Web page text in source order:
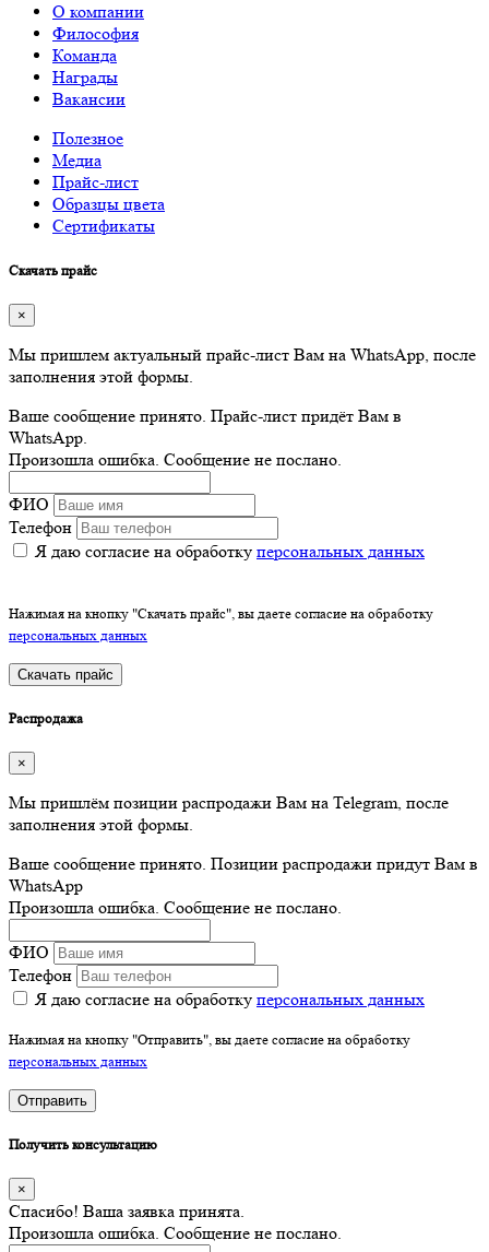
О компании
Философия
Команда
Награды
Вакансии
Полезное
Медиа
Прайс-лист
Образцы цвета
Сертификаты
Скачать прайс
×
Мы пришлем актуальный прайс-лист Вам на WhatsApp, после
заполнения этой формы.
Ваше сообщение принято. Прайс-лист придёт Вам в
WhatsApp.
Произошла ошибка. Сообщение не послано.
ФИО
Телефон
Я даю согласие на обработку персональных данных
Нажимая на кнопку "Скачать прайс", вы даете согласие на обработку
персональных данных
Скачать прайс
Распродажа
×
Мы пришлём позиции распродажи Вам на Telegram, после
заполнения этой формы.
Ваше сообщение принято. Позиции распродажи придут Вам в
WhatsApp
Произошла ошибка. Сообщение не послано.
ФИО
Телефон
Я даю согласие на обработку персональных данных
Нажимая на кнопку "Отправить", вы даете согласие на обработку
персональных данных
Отправить
Получить консультацию
×
Спасибо! Ваша заявка принята.
Произошла ошибка. Сообщение не послано.